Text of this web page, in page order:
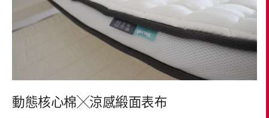
動態核心棉╳涼感緞面表布